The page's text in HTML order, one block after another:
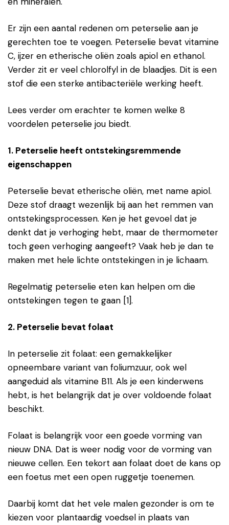
Er zijn een aantal redenen om peterselie aan je
gerechten toe te voegen. Peterselie bevat vitamine
C, ijzer en etherische oliën zoals apiol en ethanol.
Verder zit er veel chlorolfyl in de blaadjes. Dit is een
stof die een sterke antibacteriële werking heeft.
Lees verder om erachter te komen welke 8
voordelen peterselie jou biedt.
1. Peterselie heeft ontstekingsremmende
eigenschappen
Peterselie bevat etherische oliën, met name apiol.
Deze stof draagt wezenlijk bij aan het remmen van
ontstekingsprocessen. Ken je het gevoel dat je
denkt dat je verhoging hebt, maar de thermometer
toch geen verhoging aangeeft? Vaak heb je dan te
maken met hele lichte ontstekingen in je lichaam.
Regelmatig peterselie eten kan helpen om die
ontstekingen tegen te gaan [1].
2. Peterselie bevat folaat
In peterselie zit folaat: een gemakkelijker
opneembare variant van foliumzuur, ook wel
aangeduid als vitamine B11. Als je een kinderwens
hebt, is het belangrijk dat je over voldoende folaat
beschikt.
Folaat is belangrijk voor een goede vorming van
nieuw DNA. Dat is weer nodig voor de vorming van
nieuwe cellen. Een tekort aan folaat doet de kans op
een foetus met een open ruggetje toenemen.
Daarbij komt dat het vele malen gezonder is om te
kiezen voor plantaardig voedsel in plaats van